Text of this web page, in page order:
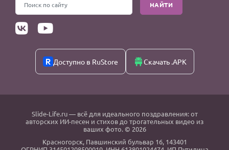
НАЙТИ
Доступно в RuStore Скачать .APK
Slide-Life.ru— всё для идеального поздравления: от
авторских ИИ-песен и стихов до трогательных видео из
ваших фото. © 2026
Красногорск, Павшинский бульвар 16, 143401